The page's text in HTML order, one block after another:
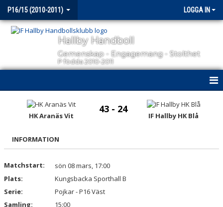
P16/15 (2010-2011) LOGGA IN
Hallby Handboll
Gemenskap - Engagemang - Stolthet
P födda 2010-2011
KALENDER
MATCHER
HK Aranäs Vit
43 - 24
IF Hallby HK Blå
INFORMATION
Matchstart:
sön 08 mars, 17:00
Plats:
Kungsbacka Sporthall B
Serie:
Pojkar - P16 Väst
Samling:
15:00